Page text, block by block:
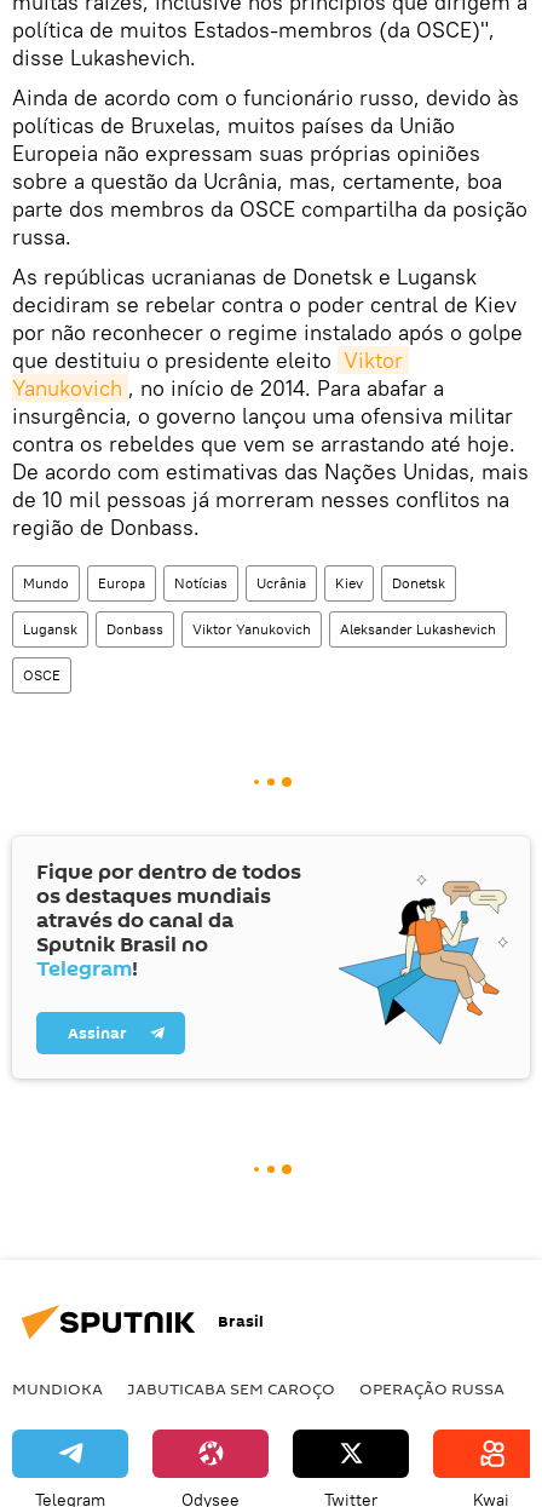
política de muitos Estados-membros (da OSCE)",
disse Lukashevich.
Ainda de acordo com o funcionário russo, devido às
políticas de Bruxelas, muitos países da União
Europeia não expressam suas próprias opiniões
sobre a questão da Ucrânia, mas, certamente, boa
parte dos membros da OSCE compartilha da posição
russa.
As repúblicas ucranianas de Donetsk e Lugansk
decidiram se rebelar contra o poder central de Kiev
por não reconhecer o regime instalado após o golpe
que destituiu o presidente eleito Viktor
Yanukovich , no início de 2014. Para abafar a
insurgência, o governo lançou uma ofensiva militar
contra os rebeldes que vem se arrastando até hoje.
De acordo com estimativas das Nações Unidas, mais
de 10 mil pessoas já morreram nesses conflitos na
região de Donbass.
Mundo Europa Notícias Ucrânia Kiev Donetsk
Lugansk Donbass Viktor Yanukovich Aleksander Lukashevich
OSCE
Fique por dentro de todos
os destaques mundiais
através do canal da
Sputnik Brasil no
Telegram!
Assinar
Brasil
MUNDIOKA JABUTICABA SEM CAROÇO OPERAÇÃO RUSSA
Telegram Odysee Twitter Kwai